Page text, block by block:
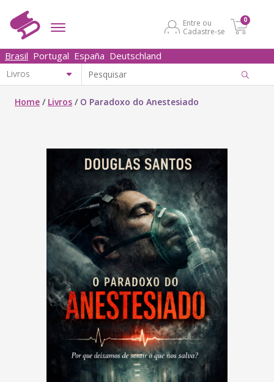
Entre ou
Cadastre-se
0
Brasil Portugal España Deutschland
Home / Livros / O Paradoxo do Anestesiado